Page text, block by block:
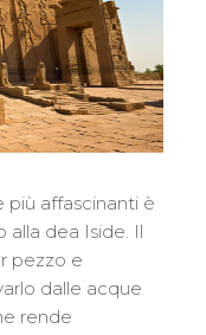
più affascinanti è
alla dea Iside. Il
pezzo e
dalle acque
rende